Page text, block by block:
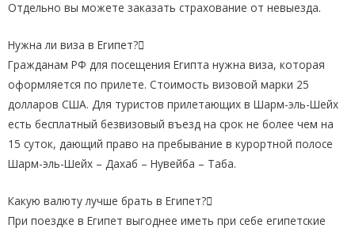
Отдельно вы можете заказать страхование от невыезда.
Нужна ли виза в Египет?
Гражданам РФ для посещения Египта нужна виза, которая
оформляется по прилете. Стоимость визовой марки 25
долларов США. Для туристов прилетающих в Шарм-эль-Шейх
есть бесплатный безвизовый въезд на срок не более чем на
15 суток, дающий право на пребывание в курортной полосе
Шарм-эль-Шейх – Дахаб – Нувейба – Таба.
Какую валюту лучше брать в Египет?
При поездке в Египет выгоднее иметь при себе египетские